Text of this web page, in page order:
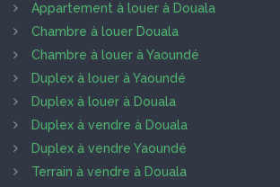
Appartement à louer à Douala
Chambre à louer Douala
Chambre à louer à Yaoundé
Duplex à louer à Yaoundé
Duplex à louer à Douala
Duplex à vendre à Douala
Duplex à vendre Yaoundé
Terrain à vendre à Douala